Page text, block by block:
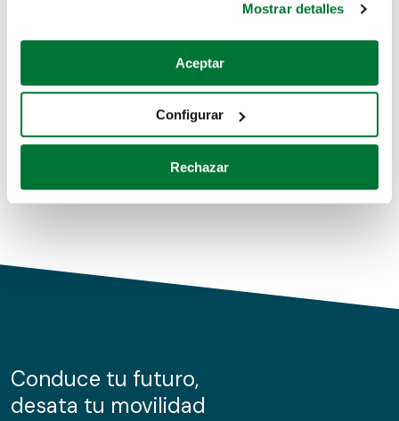
Si lo permite, también quisiéramos:
Recopilar información sobre su ubicación geográfica
Identificar su dispositivo analizándolo activamente
para buscar características específicas (huellas
Obtenga más información sobre cómo se procesan sus
de cookies.
información sobre el uso que haga del sitio web con
nuestros partners de redes sociales, publicidad y análisis
Mostrar detalles
Aceptar
Configurar
Rechazar
Coches de segunda mano
Coches de km0
Conduce tu futuro,
desata tu movilidad